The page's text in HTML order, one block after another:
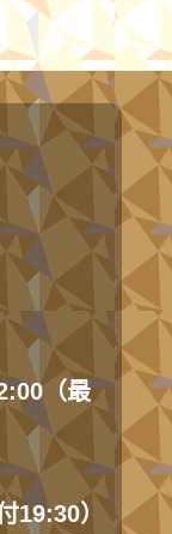
（最
19:30）